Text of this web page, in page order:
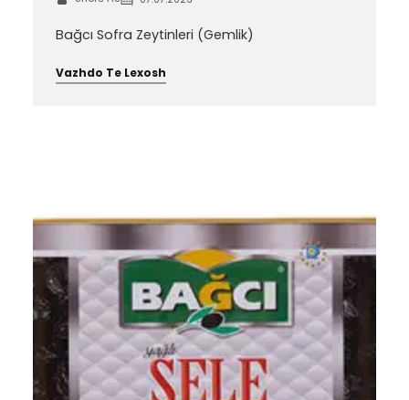
Bağcı Sofra Zeytinleri (Gemlik)
Vazhdo Te Lexosh